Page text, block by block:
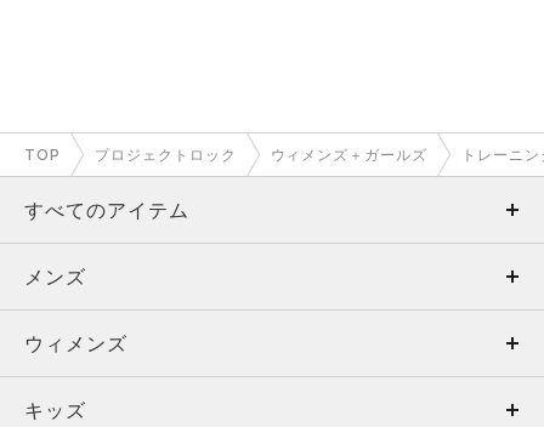
TOP プロジェクトロック ウィメンズ＋ガールズ トレーニン
すべてのアイテム
メンズ
ウィメンズ
キッズ
メンズ
トップス
ボトムス
ウィメンズ
トップス
キッズ